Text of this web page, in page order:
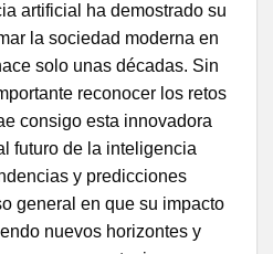
artificial ha demostrado su
la sociedad moderna en
solo unas décadas. Sin
reconocer los retos
consigo esta innovadora
futuro de la inteligencia
y predicciones
general en que su impacto
nuevos horizontes y